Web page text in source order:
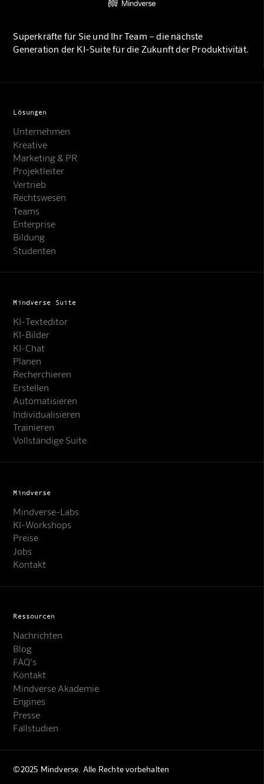
Online · KI-Assistent
Mindverse
Superkräfte für Sie und Ihr Team – die nächste
Generation der KI-Suite für die Zukunft der Produktivität.
Lösungen
Unternehmen
Kreative
Marketing & PR
Projektleiter
Vertrieb
Rechtswesen
Teams
Enterprise
Bildung
Studenten
Mindverse Suite
KI-Texteditor
KI-Bilder
KI-Chat
Planen
Recherchieren
Erstellen
Automatisieren
Individualisieren
Trainieren
Vollständige Suite
Mindverse
Mindverse-Labs
KI-Workshops
Preise
Jobs
Kontakt
Ressourcen
Nachrichten
Blog
FAQ's
Kontakt
Mindverse Akademie
Engines
Presse
Fallstudien
©2025 Mindverse. Alle Rechte vorbehalten